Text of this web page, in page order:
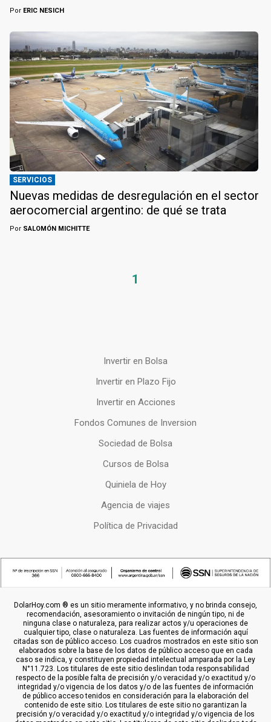
Por ERIC NESICH
SERVICIOS
Nuevas medidas de desregulación en el sector
aerocomercial argentino: de qué se trata
Por SALOMÓN MICHITTE
1
Invertir en Bolsa
Invertir en Plazo Fijo
Invertir en Acciones
Fondos Comunes de Inversion
Sociedad de Bolsa
Cursos de Bolsa
Quiniela de Hoy
Agencia de viajes
Política de Privacidad
DolarHoy.com ® es un sitio meramente informativo, y no brinda consejo,
recomendación, asesoramiento o invitación de ningún tipo, ni de
ninguna clase o naturaleza, para realizar actos y/u operaciones de
cualquier tipo, clase o naturaleza. Las fuentes de información aquí
citadas son de público acceso. Los cuadros mostrados en este sitio son
elaborados sobre la base de los datos de público acceso que en cada
caso se indica, y constituyen propiedad intelectual amparada por la Ley
N°11.723. Los titulares de este sitio deslindan toda responsabilidad
respecto de la posible falta de precisión y/o veracidad y/o exactitud y/o
integridad y/o vigencia de los datos y/o de las fuentes de información
de público acceso tenidos en consideración para la elaboración del
contenido de este sitio. Los titulares de este sitio no garantizan la
precisión y/o veracidad y/o exactitud y/o integridad y/o vigencia de los